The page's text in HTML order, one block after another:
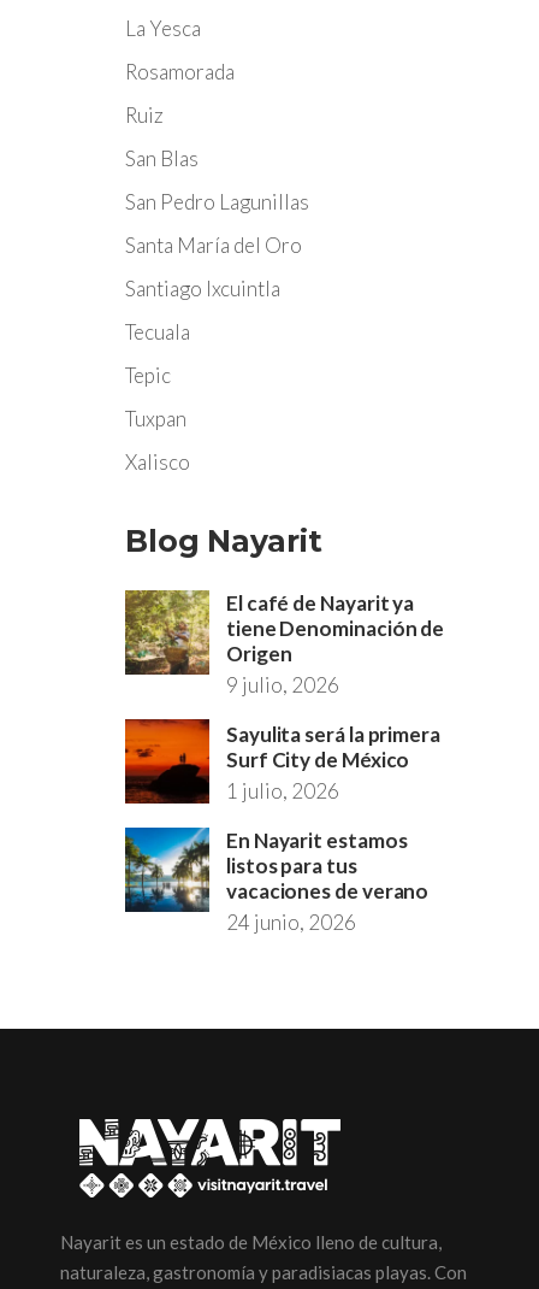
La Yesca
Rosamorada
Ruiz
San Blas
San Pedro Lagunillas
Santa María del Oro
Santiago Ixcuintla
Tecuala
Tepic
Tuxpan
Xalisco
Blog Nayarit
El café de Nayarit ya
tiene Denominación de
Origen
9 julio, 2026
Sayulita será la primera
Surf City de México
1 julio, 2026
En Nayarit estamos
listos para tus
vacaciones de verano
24 junio, 2026
Nayarit es un estado de México lleno de cultura,
naturaleza, gastronomía y paradisiacas playas. Con